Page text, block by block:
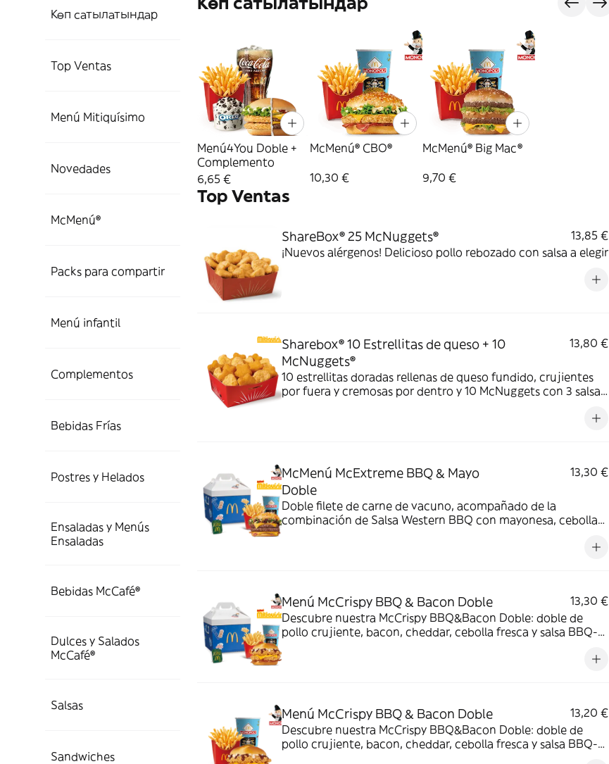
Көп сатылатындар
Top Ventas
Menú Mitiquísimo
Novedades
McMenú®
Packs para compartir
Menú infantil
Complementos
Bebidas Frías
Postres y Helados
Ensaladas y Menús
Ensaladas
Bebidas McCafé®
Dulces y Salados
McCafé®
Salsas
Sandwiches
Menú4You Doble +
Complemento
6,65 €
McMenú® CBO®
10,30 €
McMenú® Big Mac®
9,70 €
Top Ventas
ShareBox® 25 McNuggets®
13,85 €
¡Nuevos alérgenos! Delicioso pollo rebozado con salsa a elegir
Sharebox® 10 Estrellitas de queso + 10
McNuggets®
13,80 €
10 estrellitas doradas rellenas de queso fundido, crujientes
por fuera y cremosas por dentro y 10 McNuggets con 3 salsas
McMenú McExtreme BBQ & Mayo
Doble
13,30 €
Doble filete de carne de vacuno, acompañado de la
combinación de Salsa Western BBQ con mayonesa, cebolla
todo ello envuelto en un irresistible pan con bites de bacon.
Menú McCrispy BBQ & Bacon Doble
13,30 €
Descubre nuestra McCrispy BBQ&Bacon Doble: doble de
pollo crujiente, bacon, cheddar, cebolla fresca y salsa BBQ-
Menú McCrispy BBQ & Bacon Doble
13,20 €
Descubre nuestra McCrispy BBQ&Bacon Doble: doble de
pollo crujiente, bacon, cheddar, cebolla fresca y salsa BBQ-